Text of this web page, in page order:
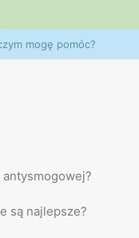
mogę pomóc?
są najlepsze?